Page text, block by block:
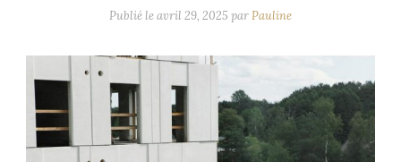
Publié leavril 29, 2025 parPauline